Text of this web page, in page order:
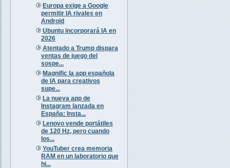
Europa exige a Google
permitir IA rivales en
Android
Ubuntu incorporará IA en
2026
Atentado a Trump dispara
ventas de juego del
sospe...
Magnific la app española
de IA para creativos
supe...
La nueva app de
Instagram lanzada en
España: Insta...
Lenovo vende portátiles
de 120 Hz, pero cuando
los...
YouTuber crea memoria
RAM en un laboratorio que
hi...